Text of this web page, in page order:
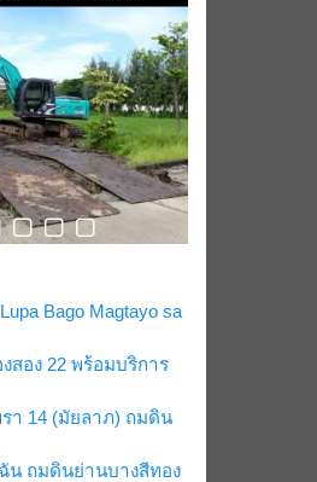
Bago Magtayo sa
สอง 22 พร้อมบริการ
า 14 (มัยลาภ) ถมดิน
น ถมดินย่านบางสีทอง